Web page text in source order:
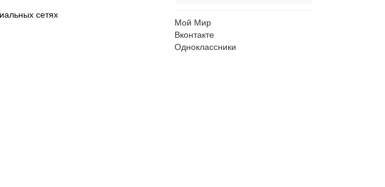
сетях
Мой Мир
Вконтакте
Одноклассники